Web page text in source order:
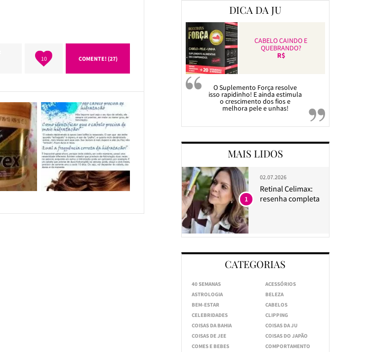
10 COMENTE! (27)
DICA DA JU
CABELO CAINDO E
QUEBRANDO?
R$
O Suplemento Força resolve
isso rapidinho! E ainda estimula
o crescimento dos fios e
melhora pele e unhas!
MAIS LIDOS
02.07.2026
Retinal Celimax:
resenha completa
1
CATEGORIAS
40 SEMANAS
ACESSÓRIOS
ASTROLOGIA
BELEZA
BEM-ESTAR
CABELOS
CELEBRIDADES
CLIPPING
COISAS DA BAHIA
COISAS DA JU
COISAS DE JEE
COISAS DO JAPÃO
COMES E BEBES
COMPORTAMENTO